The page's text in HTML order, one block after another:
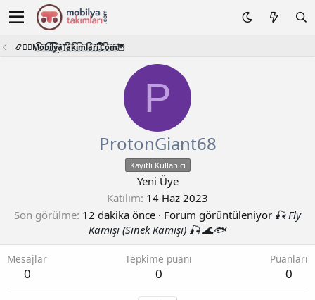
📿🧙‍♂️M͜͡o͜͡b͜͡i͜͡l͜͡y͜͡a͜͡T͜͡a͜͡k͜͡i͜͡m͜͡l͜͡a͜͡r͜͡i͜͡.͜͡C͜͡o͜͡m͜͡🦉
P
ProtonGiant68
Kayıtlı Kullanıcı
Yeni Üye
Katılım 14 Haz 2023
Son görülme 12 dakika önce · Forum görüntüleniyor 🎣 Fly
Kamışı (Sinek Kamışı) 🎣 🌊🐟
Mesajlar
0
Tepkime puanı
0
Puanları
0